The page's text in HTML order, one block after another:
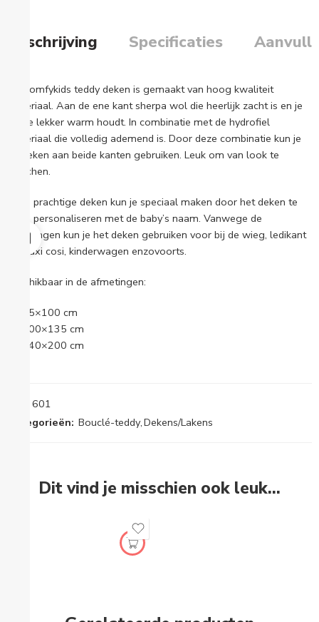
Beschrijving Specificaties
De Comfykids teddy deken is gemaakt van hoog kwaliteit
materiaal. Aan de ene kant sherpa wol die heerlijk zacht is en je
kindje lekker warm houdt. In combinatie met de hydrofiel
materiaal die volledig ademend is. Door deze combinatie kun je
de deken aan beide kanten gebruiken. Leuk om van look te
switchen.
Deze prachtige deken kun je speciaal maken door het deken te
laten personaliseren met de baby’s naam. Vanwege de
afmetingen kun je het deken gebruiken voor bij de wieg, ledikant
of maxi cosi, kinderwagen enzovoorts.
Beschikbaar in de afmetingen:
75×100 cm
100×135 cm
140×200 cm
601
Categorieën: Bouclé-teddy,Dekens/Lakens
Dit vind je misschien ook leuk…